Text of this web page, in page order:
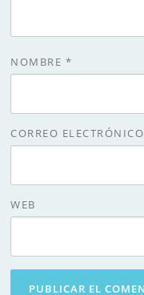
NOMBRE *
CORREO ELECTRÓNICO
WEB